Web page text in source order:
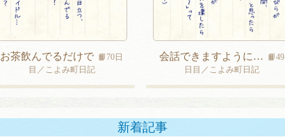
お茶飲んでるだけで 📙70日
目／こよみ町日記
会話できますように… 📙49
日目／こよみ町日記
新着記事